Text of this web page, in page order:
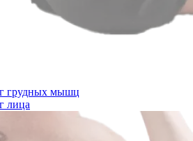
грудных мышц
лица